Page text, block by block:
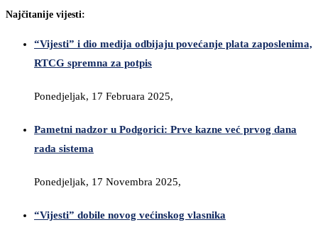
Najčitanije vijesti:
“Vijesti” i dio medija odbijaju povećanje plata zaposlenima,
RTCG spremna za potpis
Ponedjeljak, 17 Februara 2025,
Pametni nadzor u Podgorici: Prve kazne već prvog dana
rada sistema
Ponedjeljak, 17 Novembra 2025,
“Vijesti” dobile novog većinskog vlasnika